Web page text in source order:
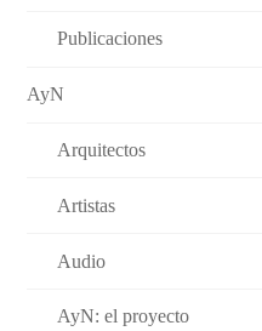
Publicaciones
AyN
Arquitectos
Artistas
Audio
AyN: el proyecto